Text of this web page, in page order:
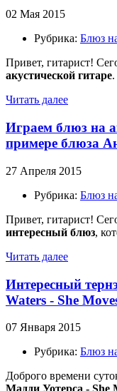
02 Мая 2015
Рубрика: Блюз
Привет, гитарист!
акустической гитаре.
Читать далее
Играем блюз на
примере блюза
27 Апреля 2015
Рубрика: Блюз
Привет, гитарист!
интересный блюз,
Читать далее
Интересный
Waters - She
07 Января 2015
Рубрика: Блюз
Доброго времени